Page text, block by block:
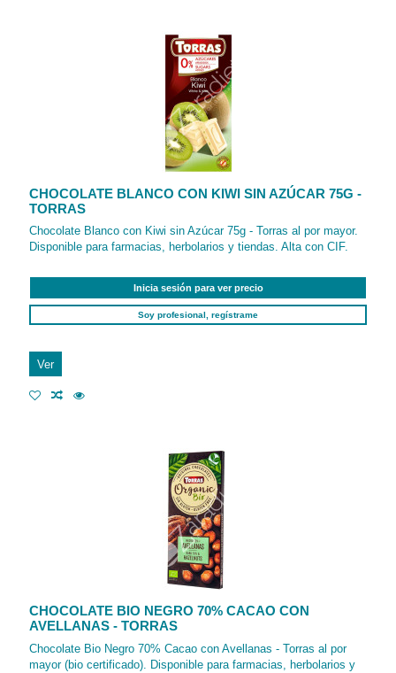
CHOCOLATE BLANCO CON KIWI SIN AZÚCAR 75G -
TORRAS
Chocolate Blanco con Kiwi sin Azúcar 75g - Torras al por mayor.
Disponible para farmacias, herbolarios y tiendas. Alta con CIF.
Inicia sesión para ver precio
Soy profesional, regístrame
Ver
CHOCOLATE BIO NEGRO 70% CACAO CON
AVELLANAS - TORRAS
Chocolate Bio Negro 70% Cacao con Avellanas - Torras al por
mayor (bio certificado). Disponible para farmacias, herbolarios y